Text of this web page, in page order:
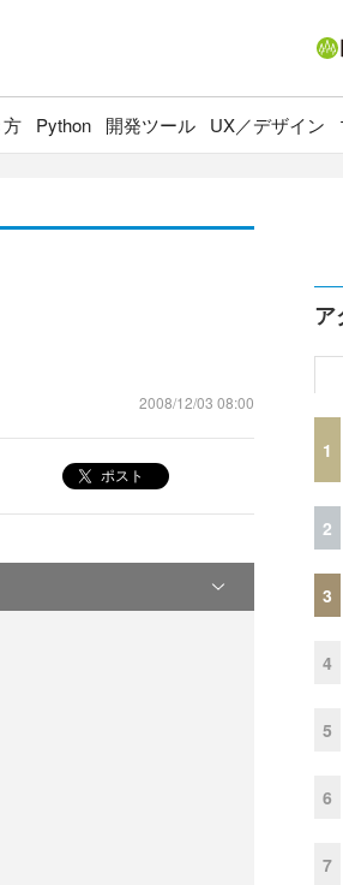
Python 開発ツール UX／デザイン
2008/12/03 08:00
ポスト
ア
1
2
3
4
5
6
7